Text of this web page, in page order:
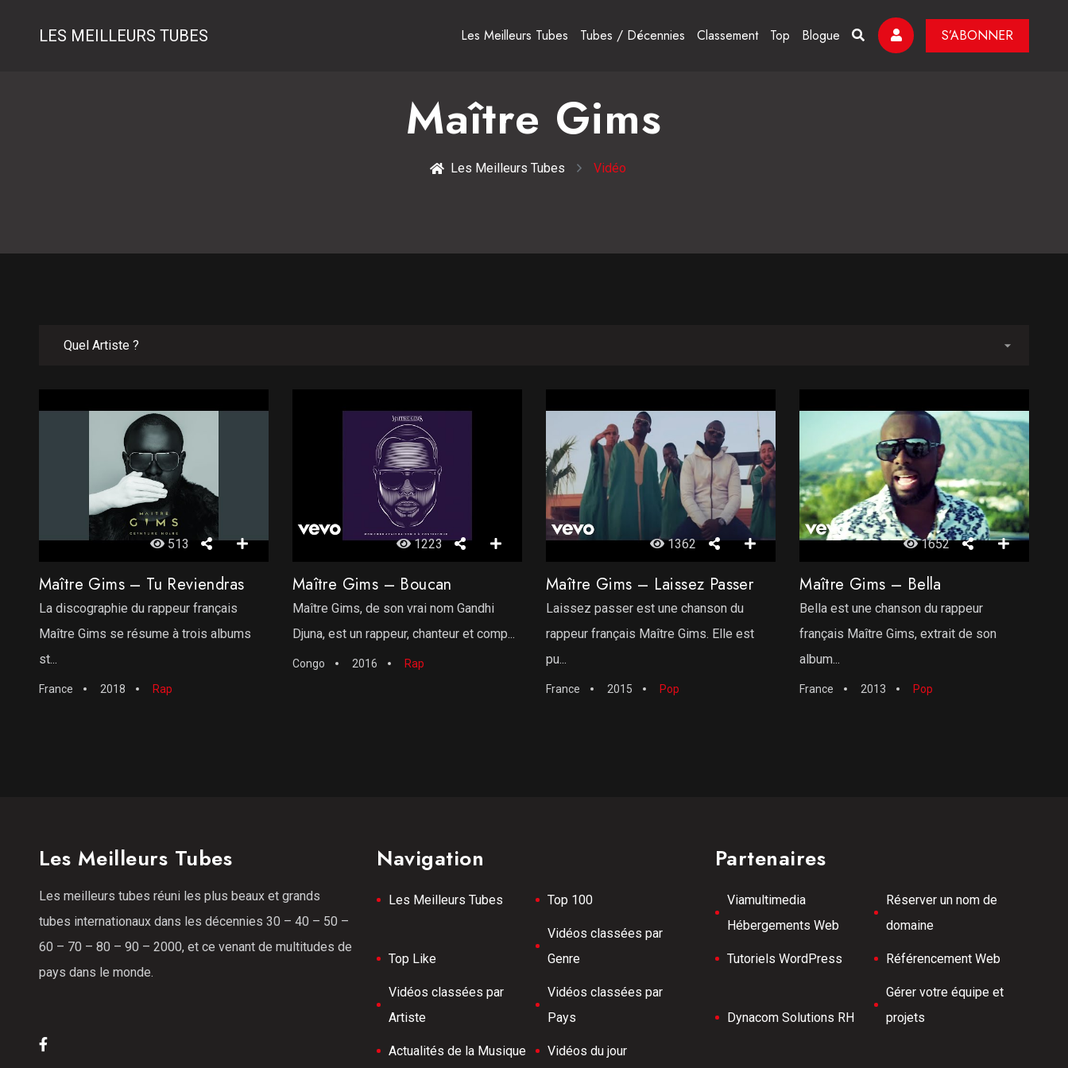
LES MEILLEURS TUBES Les Meilleurs Tubes Tubes / Décennies Classement Top Blogue S’ABONNER
Maître Gims
Les Meilleurs Tubes Vidéo
513
Maître Gims – Tu Reviendras
La discographie du rappeur français
Maître Gims se résume à trois albums
st...
France 2018 Rap
1223
Maître Gims – Boucan
Maître Gims, de son vrai nom Gandhi
Djuna, est un rappeur, chanteur et comp...
Congo 2016 Rap
1362
Maître Gims – Laissez Passer
Laissez passer est une chanson du
rappeur français Maître Gims. Elle est
pu...
France 2015 Pop
1652
Maître Gims – Bella
Bella est une chanson du rappeur
français Maître Gims, extrait de son
album...
France 2013 Pop
Les Meilleurs Tubes
Les meilleurs tubes réuni les plus beaux et grands
tubes internationaux dans les décennies 30 – 40 – 50 –
60 – 70 – 80 – 90 – 2000, et ce venant de multitudes de
pays dans le monde.
Navigation
Les Meilleurs Tubes Top 100
Top Like
Vidéos classées par
Genre
Vidéos classées par
Artiste
Vidéos classées par
Pays
Actualités de la Musique Vidéos du jour
Partenaires
Viamultimedia
Hébergements Web
Réserver un nom de
domaine
Tutoriels WordPress Référencement Web
Dynacom Solutions RH
Gérer votre équipe et
projets